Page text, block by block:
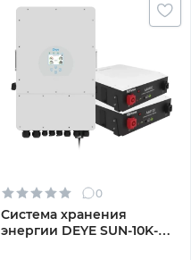
0
Система хранения
энергии DEYE SUN-10K-